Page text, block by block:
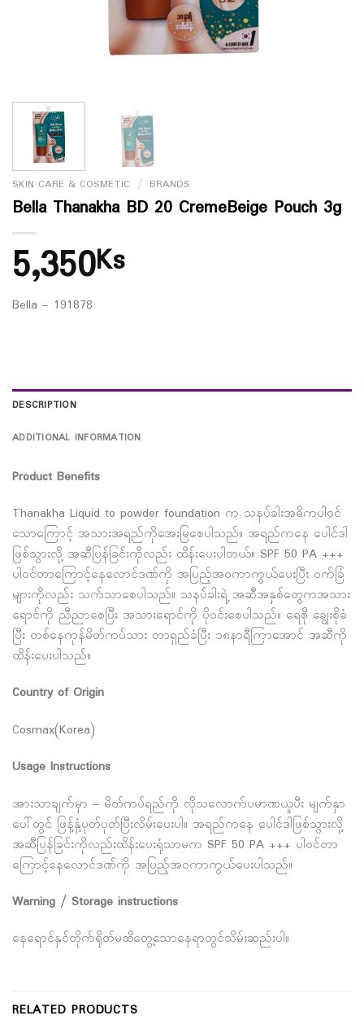
SKIN CARE & COSMETIC / BRANDS
Bella Thanakha BD 20 CremeBeige Pouch 3g
5,350Ks
Bella – 191878
DESCRIPTION
ADDITIONAL INFORMATION
Product Benefits
Thanakha Liquid to powder foundation က သနပ်ခါးအဓိကပါဝင်
သောကြောင့် အသားအရည်ကိုအေးမြစေပါသည်။ အရည်ကနေ ပေါင်ဒါ
ဖြစ်သွားလို့ အဆီပြန်ခြင်းကိုလည်း ထိန်းပေးပါတယ်။ SPF 50 PA +++
ပါဝင်တာကြောင့်နေလောင်ဒဏ်ကို အပြည့်အဝကာကွယ်ပေးပြီး ဝက်ခြံ
များကိုလည်း သက်သာစေပါသည်။ သနပ်ခါးရဲ့ အဆီအနှစ်တွေကအသား
ရောင်ကို ညီညာစေပြီး အသားရောင်ကို ပိုဝင်းစေပါသည်။ ရေစို ချွေးစိုခံ
ပြီး တစ်နေကုန်မိတ်ကပ်သား တာရှည်ခံပြီး ၁၈နာရီကြာအောင် အဆီကို
ထိန်းပေးပါသည်။
Country of Origin
Cosmax(Korea)
Usage Instructions
အားသာချက်မှာ – မိတ်ကပ်ရည်ကို လိုသလောက်ပမာဏယူပီး မျက်နှာ
ပေါ်တွင် ဖြန့်နှံ့ပုတ်ပုတ်ပြီးလိမ်းပေးပါ။ အရည်ကနေ ပေါင်ဒါဖြစ်သွားလို့
အဆီပြန်ခြင်းကိုလည်းထိန်းပေးရုံသာမက SPF 50 PA +++ ပါဝင်တာ
ကြောင့်နေလောင်ဒဏ်ကို အပြည့်အဝကာကွယ်ပေးပါသည်။
Warning / Storage instructions
နေရောင်နှင်တိုက်ရိုတ်မထိတွေ့သောနေရာတွင်သိမ်းဆည်းပါ။
RELATED PRODUCTS